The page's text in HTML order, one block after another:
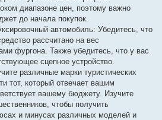
диапазоне цен, поэтому важно
до начала покупок.
автомобиль: Убедитесь, что
рассчитано на вес
фургона. Также убедитесь, что у вас
сцепное устройство.
различные марки туристических
тот, который отвечает вашим
вашему бюджету. Изучите
чтобы получить
и минусах различных моделей и